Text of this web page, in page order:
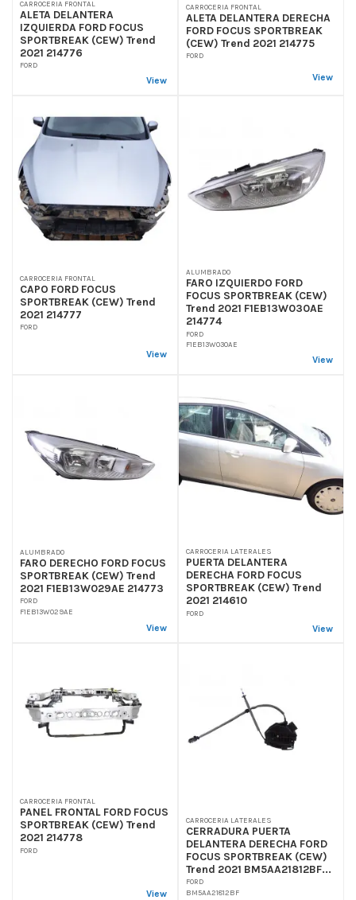
CARROCERIA FRONTAL
ALETA DELANTERA
IZQUIERDA FORD FOCUS
SPORTBREAK (CEW) Trend
2021 214776
FORD
View
CARROCERIA FRONTAL
ALETA DELANTERA DERECHA
FORD FOCUS SPORTBREAK
(CEW) Trend 2021 214775
FORD
View
CARROCERIA FRONTAL
CAPO FORD FOCUS
SPORTBREAK (CEW) Trend
2021 214777
FORD
View
ALUMBRADO
FARO IZQUIERDO FORD
FOCUS SPORTBREAK (CEW)
Trend 2021 F1EB13W030AE
214774
FORD
F1EB13W030AE
View
ALUMBRADO
FARO DERECHO FORD FOCUS
SPORTBREAK (CEW) Trend
2021 F1EB13W029AE 214773
FORD
F1EB13W029AE
View
CARROCERIA LATERALES
PUERTA DELANTERA
DERECHA FORD FOCUS
SPORTBREAK (CEW) Trend
2021 214610
FORD
View
CARROCERIA FRONTAL
PANEL FRONTAL FORD FOCUS
SPORTBREAK (CEW) Trend
2021 214778
FORD
View
CARROCERIA LATERALES
CERRADURA PUERTA
DELANTERA DERECHA FORD
FOCUS SPORTBREAK (CEW)
Trend 2021 BM5AA21812BF...
FORD
BM5AA21812BF